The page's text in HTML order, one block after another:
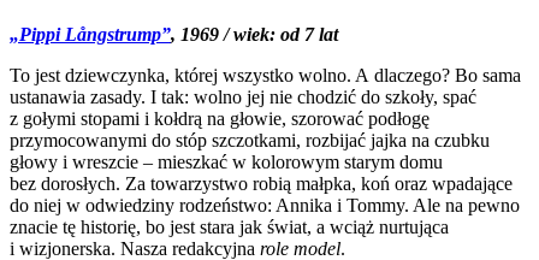
„Pippi Långstrump”, 1969 / wiek: od 7 lat
To jest dziewczynka, której wszystko wolno. A dlaczego? Bo sama
ustanawia zasady. I tak: wolno jej nie chodzić do szkoły, spać
z gołymi stopami i kołdrą na głowie, szorować podłogę
przymocowanymi do stóp szczotkami, rozbijać jajka na czubku
głowy i wreszcie – mieszkać w kolorowym starym domu
bez dorosłych. Za towarzystwo robią małpka, koń oraz wpadające
do niej w odwiedziny rodzeństwo: Annika i Tommy. Ale na pewno
znacie tę historię, bo jest stara jak świat, a wciąż nurtująca
i wizjonerska. Nasza redakcyjna role model.